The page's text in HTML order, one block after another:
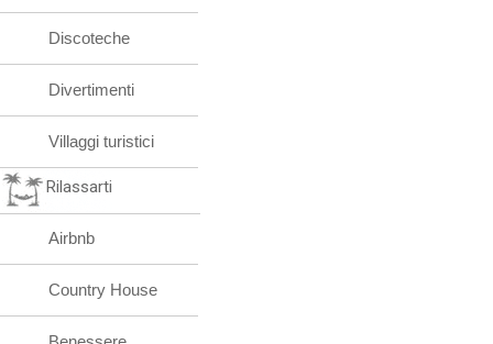
Discoteche
Divertimenti
Villaggi turistici
Rilassarti
Airbnb
Country House